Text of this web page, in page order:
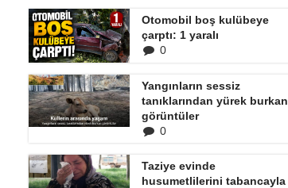
Otomobil boş kulübeye
çarptı: 1 yaralı
0
Yangınların sessiz
tanıklarından yürek burkan
görüntüler
0
Taziye evinde
husumetlilerini tabancayla